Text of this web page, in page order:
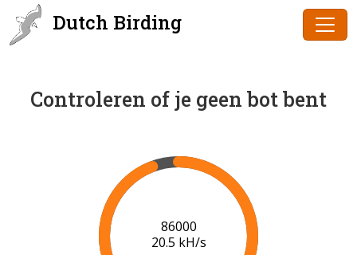
Dutch Birding
Controleren of je geen bot bent
86000
20.5 kH/s